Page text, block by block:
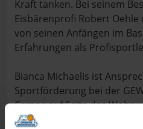
Kraft tanken. Bei seinem
Eisbärenprofi Robert
von seinen Anfängen im
Erfahrungen als
Bianca Michaelis ist
Sportförderung bei der
Camps auf Seite des
ist es eine